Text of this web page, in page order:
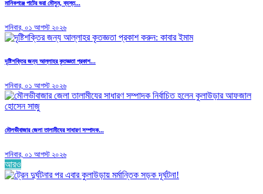
মানিকগঞ্জে পাটের ভরা মৌসুম, ব্যস্ত...
শনিবার, ০১ আগস্ট ২০২৬
দৃষ্টিশক্তির জন্য আল্লাহর কৃতজ্ঞতা প্রকাশ...
শনিবার, ০১ আগস্ট ২০২৬
মৌলভীবাজার জেলা তালামীযের সাধারণ সম্পাদক...
শনিবার, ০১ আগস্ট ২০২৬
আরও